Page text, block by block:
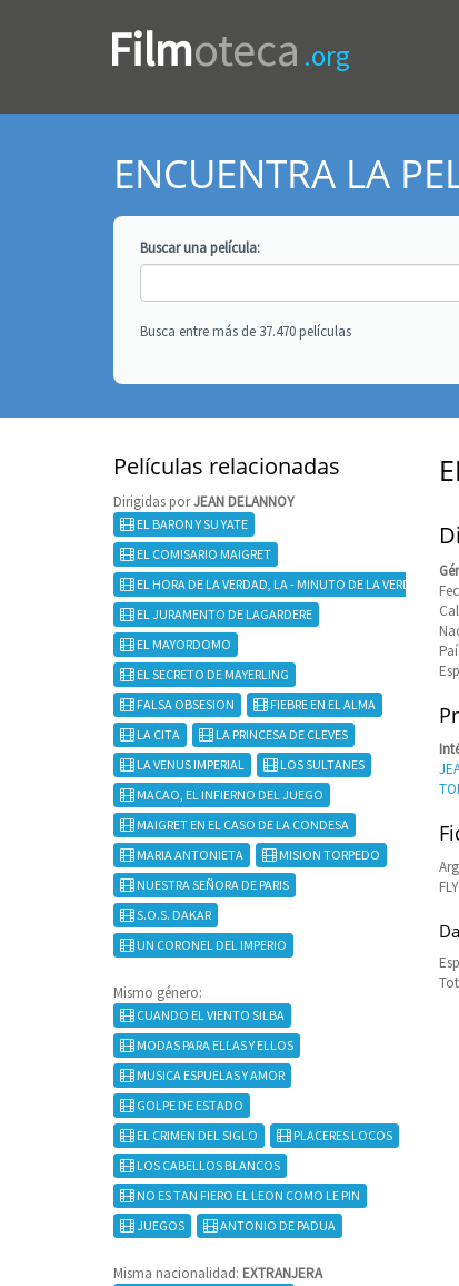
Filmoteca .org
ENCUENTRA LA
Buscar unapelícula:
Busca entre más de 37.470 películas
Películas relacionadas
Dirigidas porJEAN DELANNOY
EL BARON Y SU YATE
EL COMISARIO MAIGRET
EL HORA DE LA VERDAD, LA - MINUTO DE LA VERDAD
EL JURAMENTO DE LAGARDERE
EL MAYORDOMO
EL SECRETO DE MAYERLING
FALSA OBSESION
FIEBRE EN EL ALMA
LA CITA
LA PRINCESA DE CLEVES
LA VENUS IMPERIAL
LOS SULTANES
MACAO, EL INFIERNO DEL JUEGO
MAIGRET EN EL CASO DE LA CONDESA
MARIA ANTONIETA
MISION TORPEDO
NUESTRA SEÑORA DE PARIS
S.O.S. DAKAR
UN CORONEL DEL IMPERIO
Mismo género:
CUANDO EL VIENTO SILBA
MODAS PARA ELLAS Y ELLOS
MUSICA ESPUELAS Y AMOR
GOLPE DE ESTADO
EL CRIMEN DEL SIGLO
PLACERES LOCOS
LOS CABELLOS BLANCOS
NO ES TAN FIERO EL LEON COMO LE PIN
JUEGOS
ANTONIO DE PADUA
Misma nacionalidad: EXTRANJERA